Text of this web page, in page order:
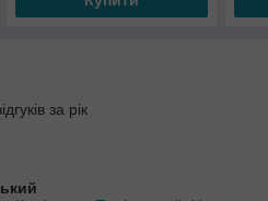
за рік